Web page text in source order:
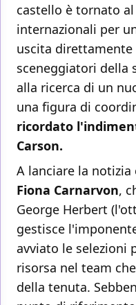
castello è tornato
internazionali per
uscita
sceneggiatori della
alla ricerca di un
una figura di
ricordato
Carson.
A lanciare la notizia
Fiona Carnarvon,
George Herbert
gestisce
avviato le selezioni
risorsa nel team
della tenuta.